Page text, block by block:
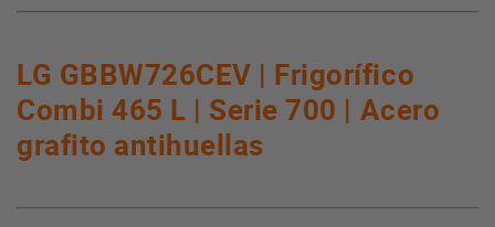
LG GBBW726CEV | Frigorífico
Combi 465 L | Serie 700 | Acero
grafito antihuellas